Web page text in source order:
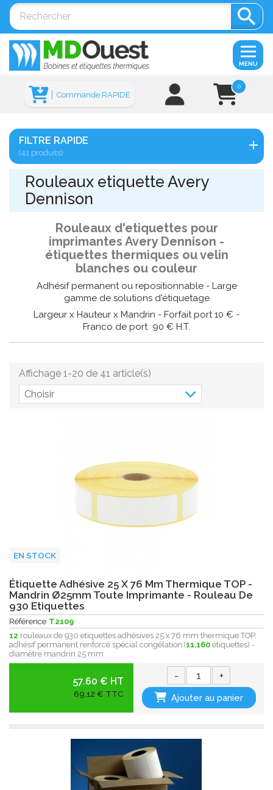

0
Commande RAPIDE
MENU
FILTRE RAPIDE
(41 produits)
Rouleaux etiquette Avery
Dennison
Rouleaux d'etiquettes pour
imprimantes Avery Dennison -
étiquettes thermiques ou velin
blanches ou couleur
Adhésif permanent ou repositionnable - Large
gamme de solutions d'étiquetage
Largeur x Hauteur x Mandrin - Forfait port 10 € -
Franco de port 90 € H.T.
Choisir
Affichage 1-20 de 41 article(s)
EN STOCK
Étiquette Adhésive 25 X 76 Mm Thermique TOP -
Mandrin Ø25mm Toute Imprimante - Rouleau De
930 Etiquettes
Référence T2109
12 rouleaux de 930 etiquettes adhésives 25 x 76 mm thermique TOP,
adhésif permanent renforcé spécial congélation (11.160 étiquettes) -
diamètre mandrin 25 mm
57.60 € HT
69,12 € TTC
- +
Ajouter au panier